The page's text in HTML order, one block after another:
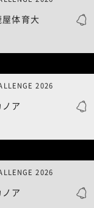
屋体育大
ノア
2026
ノア
2026